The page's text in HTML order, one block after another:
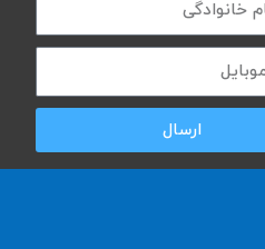
ارسال